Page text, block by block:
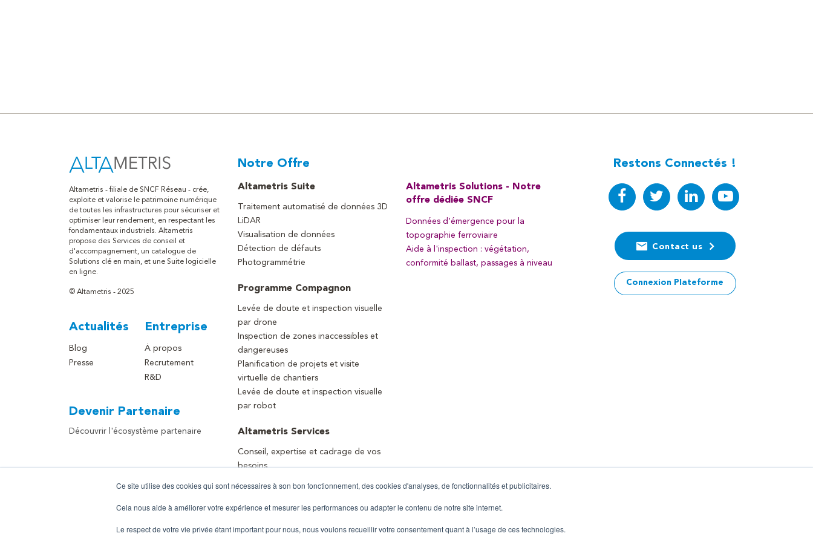
Ce site utilise des cookies qui sont nécessaires à son bon fonctionnement, des cookies d'analyses, de fonctionnalités et publicitaires.
Cela nous aide à améliorer votre expérience et mesurer les performances ou adapter le contenu de notre site internet.
Le respect de votre vie privée étant important pour nous, nous voulons recueillir votre consentement quant à l’usage de ces technologies.
Altametris - filiale de SNCF Réseau - crée,
exploite et valorise le patrimoine numérique
de toutes les infrastructures pour sécuriser et
optimiser leur rendement, en respectant les
fondamentaux industriels. Altametris
propose des Services de conseil et
d'accompagnement, un catalogue de
Solutions clé en main, et une Suite logicielle
en ligne.
© Altametris - 2025
Actualités
Blog
Presse
Entreprise
À propos
Recrutement
R&D
Devenir Partenaire
Découvrir l'écosystème partenaire
Notre Offre
Altametris Suite
Traitement automatisé de données 3D
LiDAR
Visualisation de données
Détection de défauts
Photogrammétrie
Programme Compagnon
Levée de doute et inspection visuelle
par drone
Inspection de zones inaccessibles et
dangereuses
Planification de projets et visite
virtuelle de chantiers
Levée de doute et inspection visuelle
par robot
Altametris Services
Conseil, expertise et cadrage de vos
besoins
Altametris Solutions - Notre
offre dédiée SNCF
Données d'émergence pour la
topographie ferroviaire
Aide à l'inspection : végétation,
conformité ballast, passages à niveau
Restons Connectés !
Contact us
Connexion Plateforme